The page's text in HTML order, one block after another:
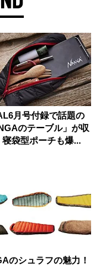
月号付録で話題の
のテーブル」が収
寝袋型ポーチも爆...
のシュラフの魅力！